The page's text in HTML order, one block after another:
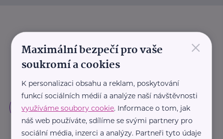
×
Maximální bezpečí pro vaše
soukromí a cookies
K personalizaci obsahu a reklam, poskytování
funkcí sociálních médií a analýze naší návštěvnosti
využíváme soubory cookie. Informace o tom, jak
náš web používáte, sdílíme se svými partnery pro
sociální média, inzerci a analýzy. Partneři tyto údaje